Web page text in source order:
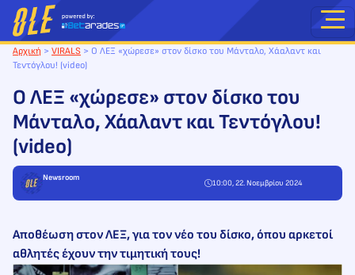
Μετάβαση
στο
περιεχόμενο
Αρχική > VIRALS > Ο ΛΕΞ «χώρεσε» στον δίσκο του Μάνταλο, Χάαλαντ και
Τεντόγλου! (video)
Ο ΛΕΞ «χώρεσε» στον δίσκο του
Μάνταλο, Χάαλαντ και Τεντόγλου!
(video)
Newsroom
10:00, 22. Νοεμβρίου 2024
Αποθέωση στον ΛΕΞ, για τον νέο του δίσκο, όπου αρκετοί
αθλητές έχουν την τιμητική τους!